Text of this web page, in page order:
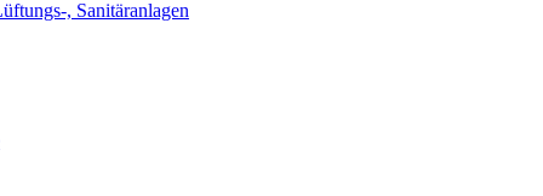
, Sanitäranlagen